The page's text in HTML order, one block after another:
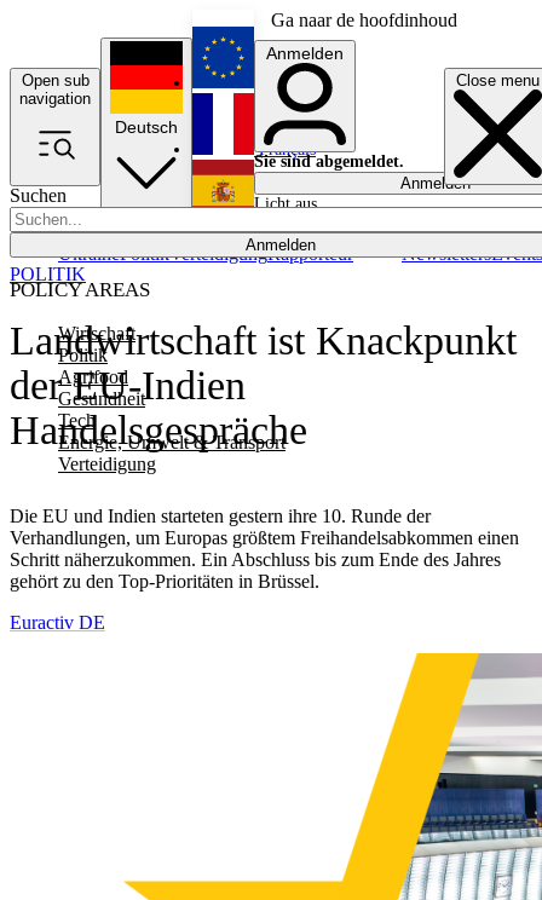
Ga naar de hoofdinhoud
Open sub
navigation
Close menu
Suchen
Anmelden
POLICY AREAS
Wirtschaft
Politik
Agrifood
Gesundheit
Tech
Energie, Umwelt & Transport
Verteidigung
UkrainePolitikVerteidigungRapporteur NewslettersEvents
Deutsch
English
Français
Anmelden
Sie sind abgemeldet.
Anmelden
Licht aus
Landwirtschaft ist Knackpunkt
der EU-Indien
Handelsgespräche
Die EU und Indien starteten gestern ihre 10. Runde der
Verhandlungen, um Europas größtem Freihandelsabkommen einen
Schritt näherzukommen. Ein Abschluss bis zum Ende des Jahres
gehört zu den Top-Prioritäten in Brüssel.
POLITIK
Euractiv DE